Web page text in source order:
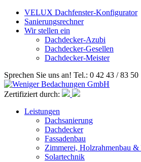
VELUX Dachfenster-Konfigurator
Sanierungsrechner
Wir stellen ein
Dachdecker-Azubi
Dachdecker-Gesellen
Dachdecker-Meister
Sprechen Sie uns an! Tel.: 0 42 43 / 83 50
Zertifiziert durch:
Leistungen
Dachsanierung
Dachdecker
Fassadenbau
Zimmerei, Holzrahmenbau &
Solartechnik